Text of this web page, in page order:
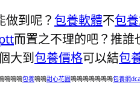
到呢？ 包養軟體不包
而置之不理的吧？推誰
大到包養價格可以結包
嗚嗚嗚包養嗚嗚甜心花園嗚嗚嗚嗚嗚嗚嗚包養網